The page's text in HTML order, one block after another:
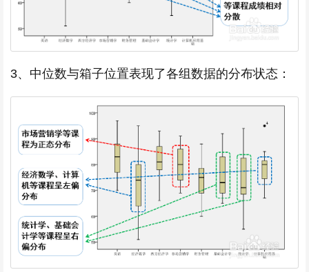
3、中位数与箱子位置表现了各组数据的分布状态：